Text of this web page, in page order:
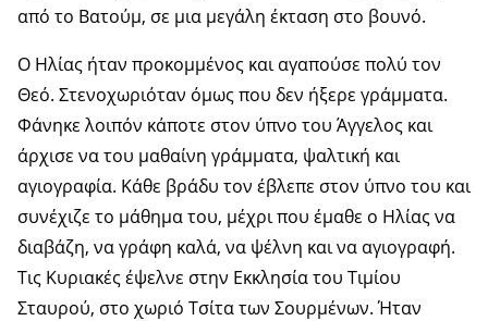
από το Βατούμ, σε μια μεγάλη έκταση στο βουνό.
Ο Ηλίας ήταν προκομμένος και αγαπούσε πολύ τον
Θεό. Στενοχωριόταν όμως που δεν ήξερε γράμματα.
Φάνηκε λοιπόν κάποτε στον ύπνο του Άγγελος και
άρχισε να του μαθαίνη γράμματα, ψαλτική και
αγιογραφία. Κάθε βράδυ τον έβλεπε στον ύπνο του και
συνέχιζε το μάθημα του, μέχρι που έμαθε ο Ηλίας να
διαβάζη, να γράφη καλά, να ψέλνη και να αγιογραφή.
Τις Κυριακές έψελνε στην Εκκλησία του Τιμίου
Σταυρού, στο χωριό Τσίτα των Σουρμένων. Ήταν